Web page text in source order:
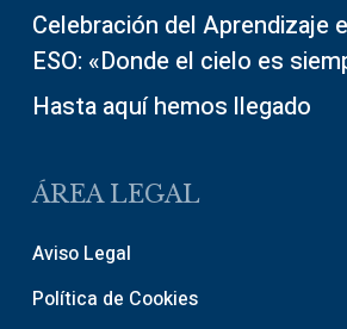
Celebración del Aprendizaje
ESO: «Donde el cielo es
Hasta aquí hemos llegado
ÁREA LEGAL
Aviso Legal
Política de Cookies